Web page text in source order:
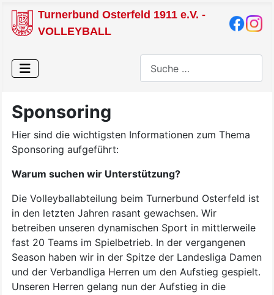
Turnerbund Osterfeld 1911 e.V. -
VOLLEYBALL
Sponsoring
Hier sind die wichtigsten Informationen zum Thema
Sponsoring aufgeführt:
Warum suchen wir Unterstützung?
Die Volleyballabteilung beim Turnerbund Osterfeld ist
in den letzten Jahren rasant gewachsen. Wir
betreiben unseren dynamischen Sport in mittlerweile
fast 20 Teams im Spielbetrieb. In der vergangenen
Season haben wir in der Spitze der Landesliga Damen
und der Verbandliga Herren um den Aufstieg gespielt.
Unseren Herren gelang nun der Aufstieg in die